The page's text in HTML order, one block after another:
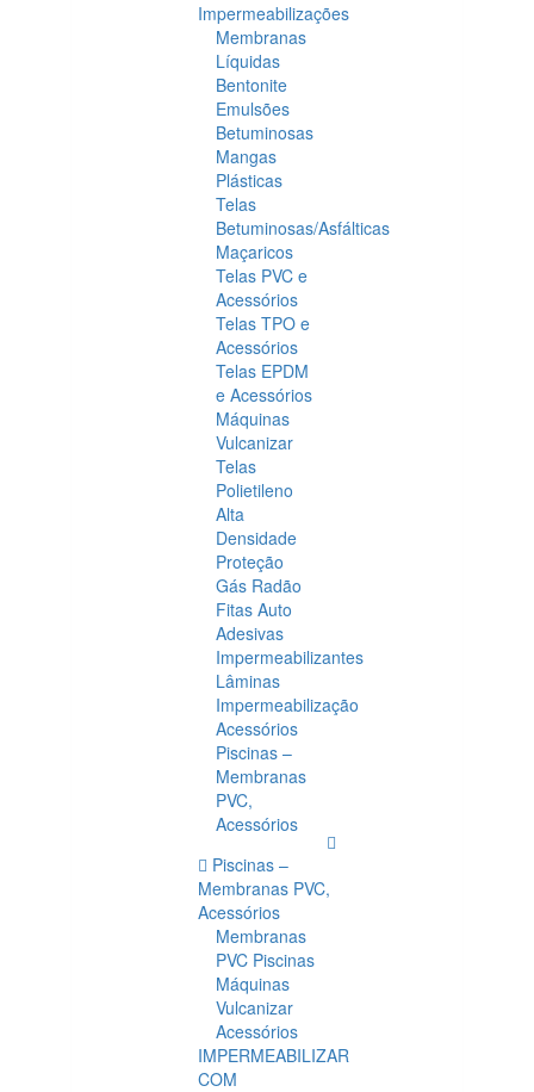
Impermeabilizações
Membranas
Líquidas
Bentonite
Emulsões
Betuminosas
Mangas
Plásticas
Telas
Betuminosas/Asfálticas
Maçaricos
Telas PVC e
Acessórios
Telas TPO e
Acessórios
Telas EPDM
e Acessórios
Máquinas
Vulcanizar
Telas
Polietileno
Alta
Densidade
Proteção
Gás Radão
Fitas Auto
Adesivas
Impermeabilizantes
Lâminas
Impermeabilização
Acessórios
Piscinas –
Membranas
PVC,
Acessórios
Piscinas –
Membranas PVC,
Acessórios
Membranas
PVC Piscinas
Máquinas
Vulcanizar
Acessórios
IMPERMEABILIZAR
COM